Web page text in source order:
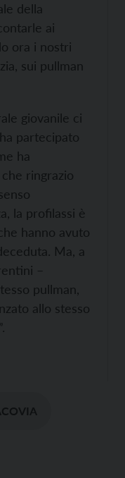
della
ai
ora i nostri
sui pullman
giovanile ci
partecipato
ha
ringrazio
la profilassi è
hanno avuto
Ma, a
–
pullman,
allo stesso